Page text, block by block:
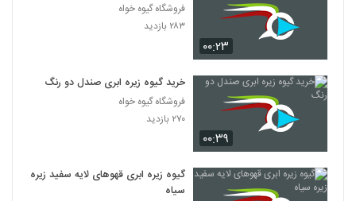
۰۰:۲۳
فروشگاه گیوه خواه
۲۸۳ بازدید
۰۰:۳۹
خرید گیوه زیره ابری صندل دو رنگ
فروشگاه گیوه خواه
۲۷۰ بازدید
گیوه زیره ابری قهوهای لایه سفید زیره
سیاه